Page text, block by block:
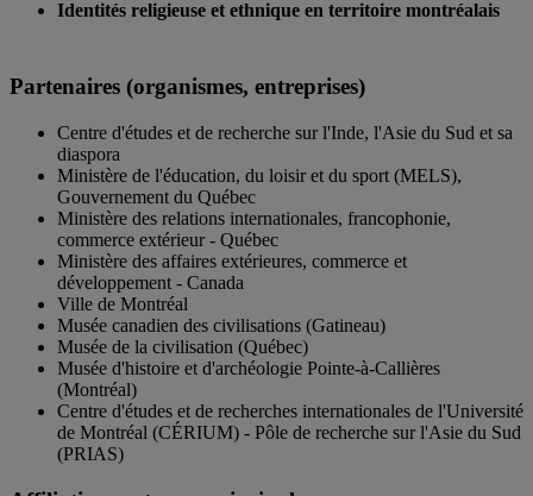
Identités religieuse et ethnique en territoire montréalais
Partenaires (organismes, entreprises)
Centre d'études et de recherche sur l'Inde, l'Asie du Sud et sa
diaspora
Ministère de l'éducation, du loisir et du sport (MELS),
Gouvernement du Québec
Ministère des relations internationales, francophonie,
commerce extérieur - Québec
Ministère des affaires extérieures, commerce et
développement - Canada
Ville de Montréal
Musée canadien des civilisations (Gatineau)
Musée de la civilisation (Québec)
Musée d'histoire et d'archéologie Pointe-à-Callières
(Montréal)
Centre d'études et de recherches internationales de l'Université
de Montréal (CÉRIUM) - Pôle de recherche sur l'Asie du Sud
(PRIAS)